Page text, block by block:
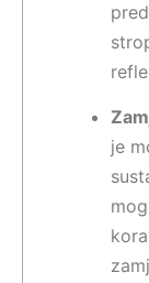
je